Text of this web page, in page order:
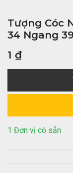
Tượng Cóc
34 Ngang
1 ₫
1 Đơn vị có sẵn